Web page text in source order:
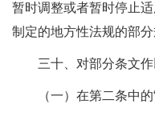
暂时调整或者暂时停止
制定的地方性法规的部分
三十、对部分条文作
（一）在第二条中的“